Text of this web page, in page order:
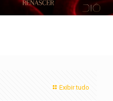
Exibir tudo